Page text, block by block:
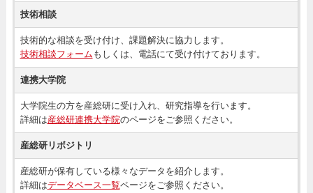
技術相談
技術的な相談を受け付け、課題解決に協力します。
技術相談フォーム もしくは、電話にて受け付けております。
連携大学院
大学院生の方を産総研に受け入れ、研究指導を行います。
詳細は産総研連携大学院のページをご参照ください。
産総研リボジトリ
産総研が保有している様々なデータを紹介します。
詳細はデータベース一覧ページをご参照ください。